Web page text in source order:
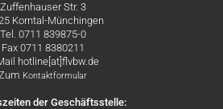
Zuffenhauser Str. 3
Korntal-Münchingen
Tel. 0711 839875-0
Fax 0711 8380211
hotline[at]flvbw.de
Kontaktformular
der Geschäftsstelle: